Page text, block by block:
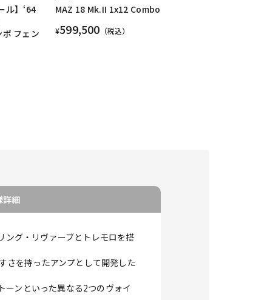
ル】‘64
フェン
MAZ 18 Mk.II 1x12 Combo
¥599,500 （税込）
詳細
ング・リヴァーブとトレモロを搭
を持ったアンプとして開発した
ーンといった異なる2つのヴォイ